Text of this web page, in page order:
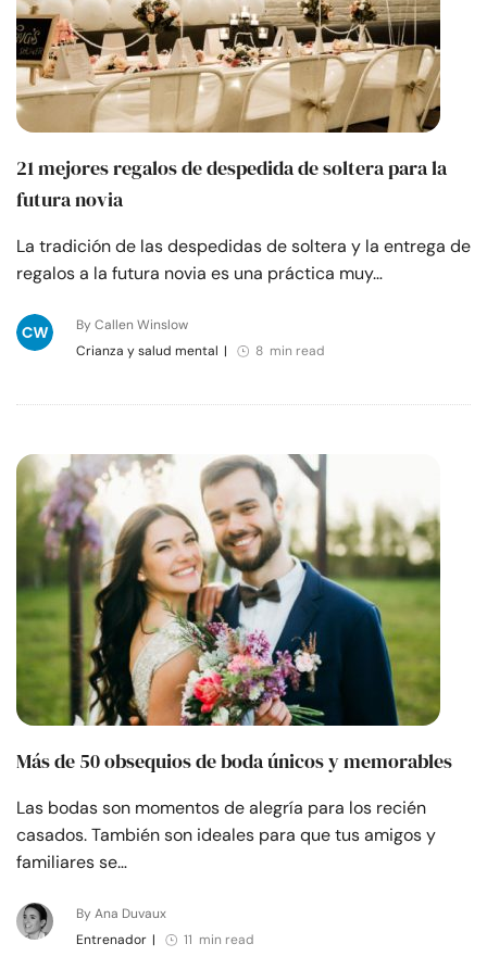
21 mejores regalos de despedida de soltera para la
futura novia
La tradición de las despedidas de soltera y la entrega de
regalos a la futura novia es una práctica muy…
By Callen Winslow
Crianza y salud mental | 8 min read
Más de 50 obsequios de boda únicos y memorables
Las bodas son momentos de alegría para los recién
casados. También son ideales para que tus amigos y
familiares se…
By Ana Duvaux
Entrenador | 11 min read